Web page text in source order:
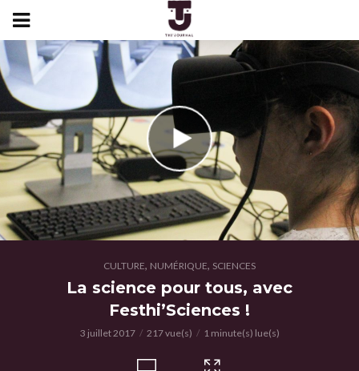
CULTURE, NUMÉRIQUE, SCIENCES
La science pour tous, avec
Festhi’Sciences !
3 juillet 2017 217 vue(s) 1 minute(s) lue(s)